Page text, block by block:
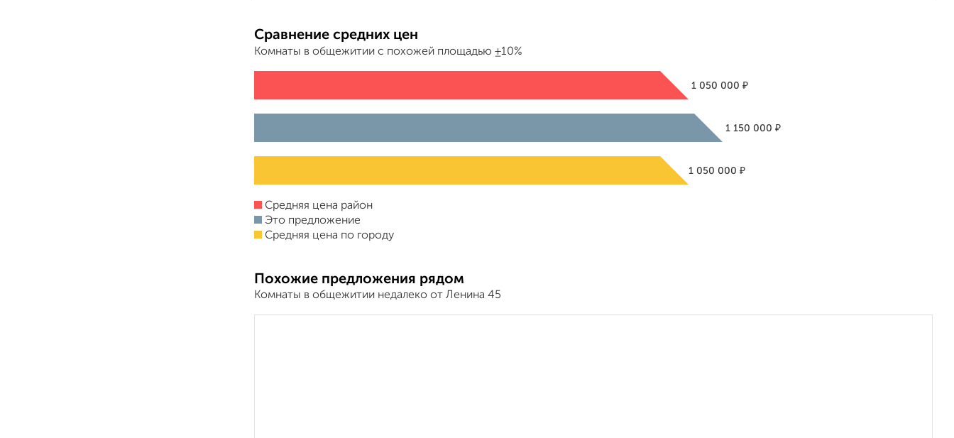
Сравнение средних цен
Комнаты в общежитии с похожей площадью ±10%
1 050 000₽
1 150 000₽
1 050 000₽
Средняя цена район
Это предложение
Средняя цена по городу
Похожие предложения рядом
Комнаты в общежитии недалеко от Ленина 45